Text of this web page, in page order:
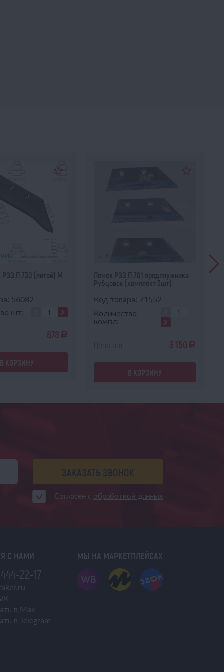
(литой) М
56082
шт:
878 a
В КОРЗИНУ
В НАЛИЧИИ
Лемех РЗЗ П.701 предплужника
Рубцовск (комплект 3шт)
Код товара: 71552
Количество
компл:
Цена опт: 3 150 a
В КОРЗИНУ
ЗАКАЗАТЬ ЗВОНОК
Согласен с обработкой данных
С НАМИ
22-17
в Max
в Telegram
МЫ НА МАРКЕТПЛЕЙСАХ